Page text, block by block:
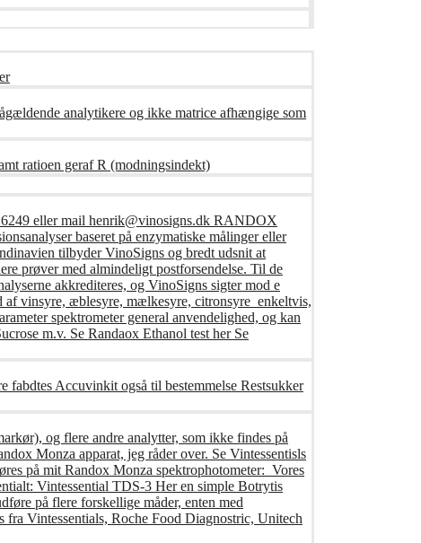
analytikere og ikke matrice afhængige som
ratioen geraf R (modningsindekt)
eller mail henrik@vinosigns.dk RANDOX
baseret på enzymatiske målinger eller
tilbyder VinoSigns og bredt udsnit at
prøver med almindeligt postforsendelse. Til de
akkrediteres, og VinoSigns sigter mod e
af vinsyre, æblesyre, mælkesyre, citronsyre enkeltvis,
spektrometer general anvendelighed, og kan
m.v. Se Randaox Ethanol test her Se
Accuvinkit også til bestemmelse Restsukker
og flere andre analytter, som ikke findes på
Monza apparat, jeg råder over. Se Vintessentisls
på mit Randox Monza spektrophotometer: Vores
Vintessential TDS-3 Her en simple Botrytis
på flere forskellige måder, enten med
Vintessentials, Roche Food Diagnostric, Unitech